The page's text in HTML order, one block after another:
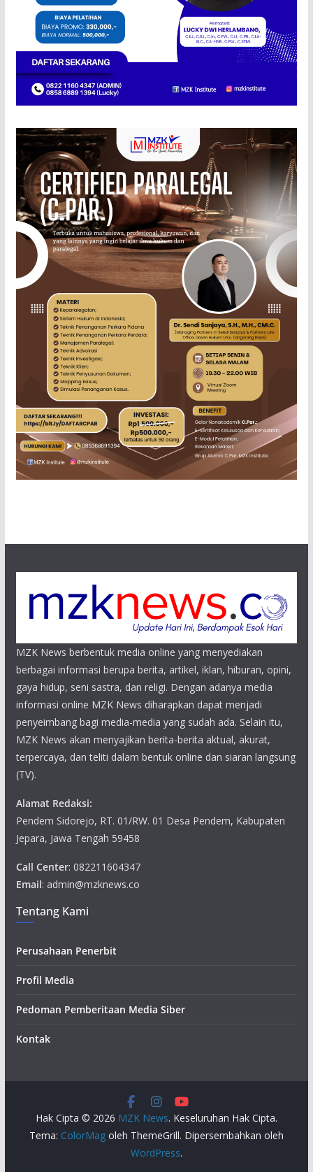
MZK News berbentuk media online yang menyediakan
berbagai informasi berupa berita, artikel, iklan, hiburan, opini,
gaya hidup, seni sastra, dan religi. Dengan adanya media
informasi online MZK News diharapkan dapat menjadi
penyeimbang bagi media-media yang sudah ada. Selain itu,
MZK News akan menyajikan berita-berita aktual, akurat,
terpercaya, dan teliti dalam bentuk online dan siaran langsung
(TV).
Alamat Redaksi:
Pendem Sidorejo, RT. 01/RW. 01 Desa Pendem, Kabupaten
Jepara, Jawa Tengah 59458
Call Center: 082211604347
Email: admin@mzknews.co
Tentang Kami
Perusahaan Penerbit
Profil Media
Pedoman Pemberitaan Media Siber
Kontak
Hak Cipta © 2026 MZK News. Keseluruhan Hak Cipta.
Tema: ColorMagoleh ThemeGrill. Dipersembahkan oleh
WordPress.